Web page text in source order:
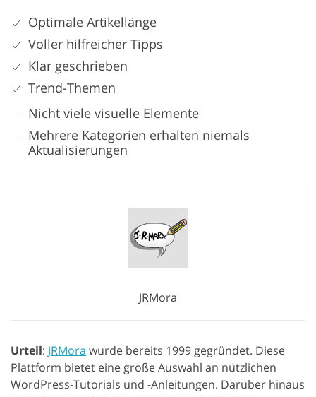
Optimale Artikellänge
Voller hilfreicher Tipps
Klar geschrieben
Trend-Themen
Nicht viele visuelle Elemente
Mehrere Kategorien erhalten niemals
Aktualisierungen
JRMora
Urteil: JRMora wurde bereits 1999 gegründet. Diese
Plattform bietet eine große Auswahl an nützlichen
WordPress-Tutorials und -Anleitungen. Darüber hinaus